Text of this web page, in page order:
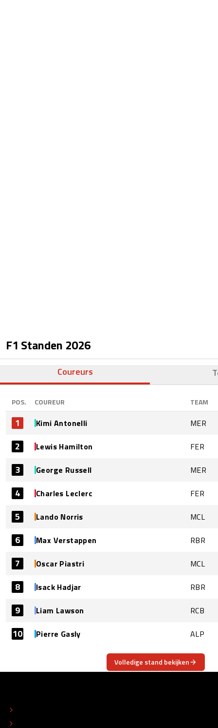
F1 Standen 2026
Coureurs
POS. COUREUR TEAM
1 Kimi Antonelli MER
2 Lewis Hamilton FER
3 George Russell MER
4 Charles Leclerc FER
5 Lando Norris MCL
6 Max Verstappen RBR
7 Oscar Piastri MCL
8 Isack Hadjar RBR
9 Liam Lawson RCB
10 Pierre Gasly ALP
Volledige stand bekijken